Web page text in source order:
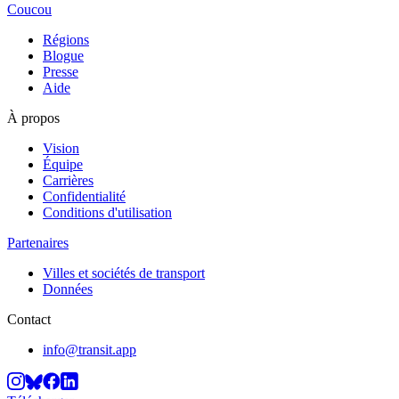
Coucou
Régions
Blogue
Presse
Aide
À propos
Vision
Équipe
Carrières
Confidentialité
Conditions d'utilisation
Partenaires
Villes et sociétés de transport
Données
Contact
info@transit.app